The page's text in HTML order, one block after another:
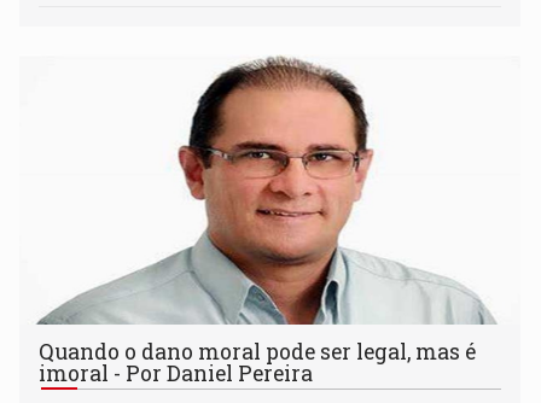
Quando o dano moral pode ser legal, mas é
imoral - Por Daniel Pereira